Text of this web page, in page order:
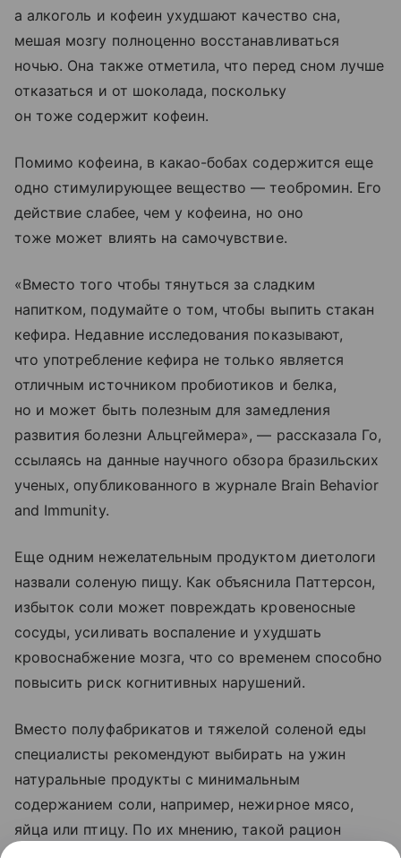
а алкоголь и кофеин ухудшают качество сна,
мешая мозгу полноценно восстанавливаться
ночью. Она также отметила, что перед сном лучше
отказаться и от шоколада, поскольку
он тоже содержит кофеин.
Помимо кофеина, в какао-бобах содержится еще
одно стимулирующее вещество — теобромин. Его
действие слабее, чем у кофеина, но оно
тоже может влиять на самочувствие.
«Вместо того чтобы тянуться за сладким
напитком, подумайте о том, чтобы выпить стакан
кефира. Недавние исследования показывают,
что употребление кефира не только является
отличным источником пробиотиков и белка,
но и может быть полезным для замедления
развития болезни Альцгеймера», — рассказала Го,
ссылаясь на данные научного обзора бразильских
ученых, опубликованного в журнале Brain Behavior
and Immunity.
Еще одним нежелательным продуктом диетологи
назвали соленую пищу. Как объяснила Паттерсон,
избыток соли может повреждать кровеносные
сосуды, усиливать воспаление и ухудшать
кровоснабжение мозга, что со временем способно
повысить риск когнитивных нарушений.
Вместо полуфабрикатов и тяжелой соленой еды
специалисты рекомендуют выбирать на ужин
натуральные продукты с минимальным
содержанием соли, например, нежирное мясо,
яйца или птицу. По их мнению, такой рацион